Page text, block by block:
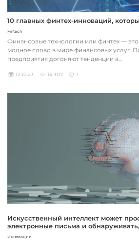
10 главных финтех-инноваций,
Fintech
Финансовые технологии или финтех —
модное слово в мире финансовых услуг.
предприятия догоняют тенденции в...
12.10.23 13 307 1
Искусственный интеллект может
электронные письма и
Инновации